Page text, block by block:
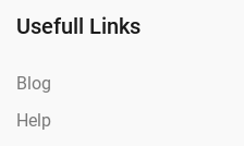
Usefull Links
Blog
Help